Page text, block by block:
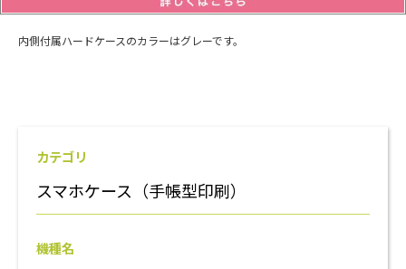
内側付属ハードケースのカラーはグレーです。
カテゴリ
スマホケース（手帳型印刷）
機種名